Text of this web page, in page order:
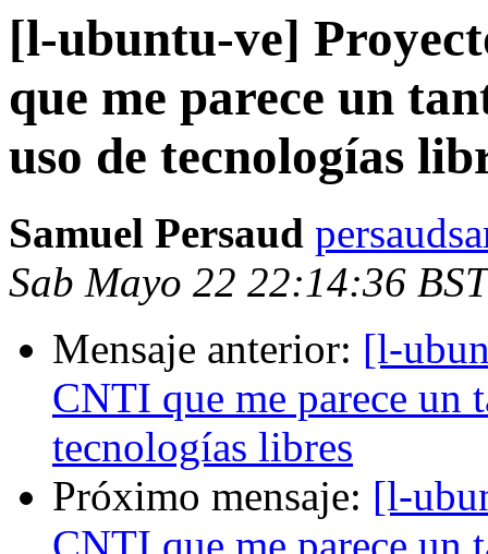
[l-ubuntu-ve]
que me parece un
uso de tecnologías
Samuel Persaud
Sab Mayo 22 22:14:36
Mensaje anterior: [l-
CNTI que me parece un
tecnologías libres
Próximo mensaje: [l-